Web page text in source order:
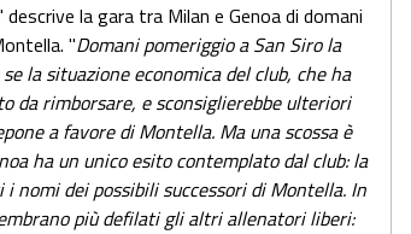
la gara tra Milan e Genoa di domani
"Domani pomeriggio a San Siro la
la situazione economica del club, che ha
da rimborsare, e sconsiglierebbe ulteriori
a favore di Montella. Ma una scossa è
ha un unico esito contemplato dal club: la
dei possibili successori di Montella. In
più defilati gli altri allenatori liberi: